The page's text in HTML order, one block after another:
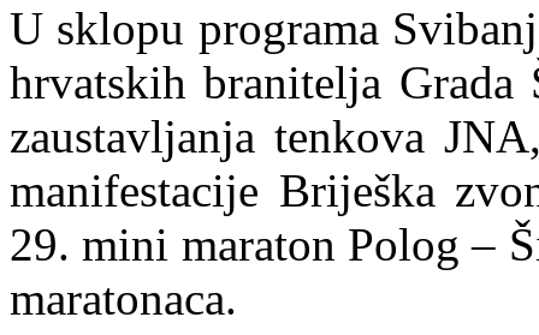
U sklopu programa
hrvatskih branitelja
zaustavljanja tenkova
manifestacije Briješka
29. mini maraton Polog –
maratonaca.